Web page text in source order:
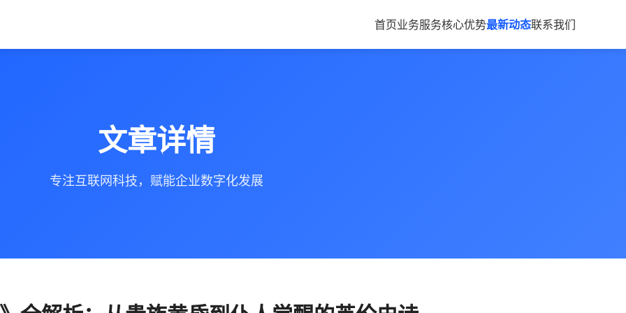
首页业务服务核心优势最新动态联系我们
文章详情
专注互联网科技，赋能企业数字化发展